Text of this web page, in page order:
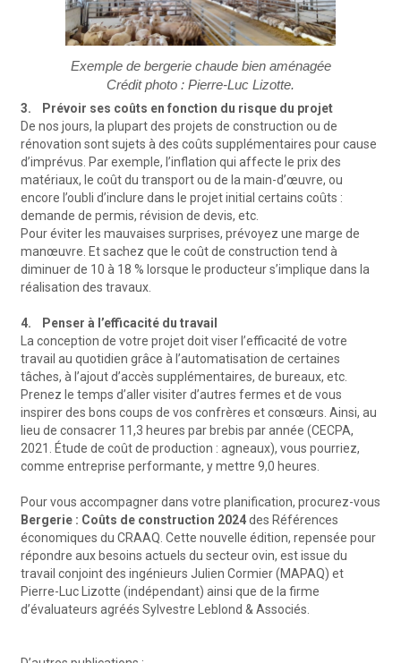
Exemple de bergerie chaude bien aménagée
Crédit photo : Pierre-Luc Lizotte.
3. Prévoir ses coûts en fonction du risque du projet
De nos jours, la plupart des projets de construction ou de
rénovation sont sujets à des coûts supplémentaires pour cause
d’imprévus. Par exemple, l’inflation qui affecte le prix des
matériaux, le coût du transport ou de la main-d’œuvre, ou
encore l’oubli d’inclure dans le projet initial certains coûts :
demande de permis, révision de devis, etc.
Pour éviter les mauvaises surprises, prévoyez une marge de
manœuvre. Et sachez que le coût de construction tend à
diminuer de 10 à 18 % lorsque le producteur s’implique dans la
réalisation des travaux.
4. Penser à l’efficacité du travail
La conception de votre projet doit viser l’efficacité de votre
travail au quotidien grâce à l’automatisation de certaines
tâches, à l’ajout d’accès supplémentaires, de bureaux, etc.
Prenez le temps d’aller visiter d’autres fermes et de vous
inspirer des bons coups de vos confrères et consœurs. Ainsi, au
lieu de consacrer 11,3 heures par brebis par année (CECPA,
2021. Étude de coût de production : agneaux), vous pourriez,
comme entreprise performante, y mettre 9,0 heures.
Pour vous accompagner dans votre planification, procurez-vous
Bergerie : Coûts de construction 2024des Références
économiques du CRAAQ. Cette nouvelle édition, repensée pour
répondre aux besoins actuels du secteur ovin, est issue du
travail conjoint des ingénieurs Julien Cormier (MAPAQ) et
Pierre-Luc Lizotte (indépendant) ainsi que de la firme
d’évaluateurs agréés Sylvestre Leblond & Associés.